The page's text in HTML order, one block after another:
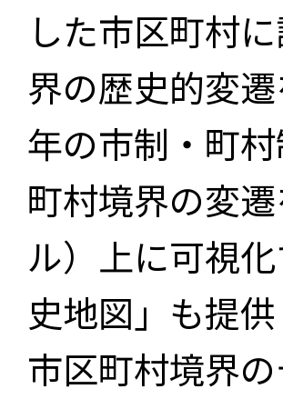
した市区町村
界の歴史的変
年の市制・町
町村境界の変
ル）上に可視
史地図」も提
市区町村境界